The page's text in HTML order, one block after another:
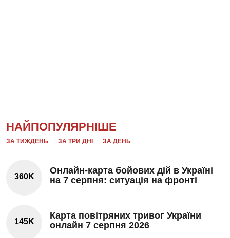
НАЙПОПУЛЯРНІШЕ
ЗА ТИЖДЕНЬ ЗА ТРИ ДНІ ЗА ДЕНЬ
360K
Онлайн-карта бойових дій в Україні
на 7 серпня: ситуація на фронті
145K
Карта повітряних тривог України
онлайн 7 серпня 2026